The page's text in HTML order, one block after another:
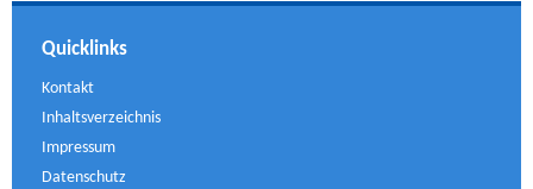
Quicklinks
Kontakt
Inhaltsverzeichnis
Impressum
Datenschutz